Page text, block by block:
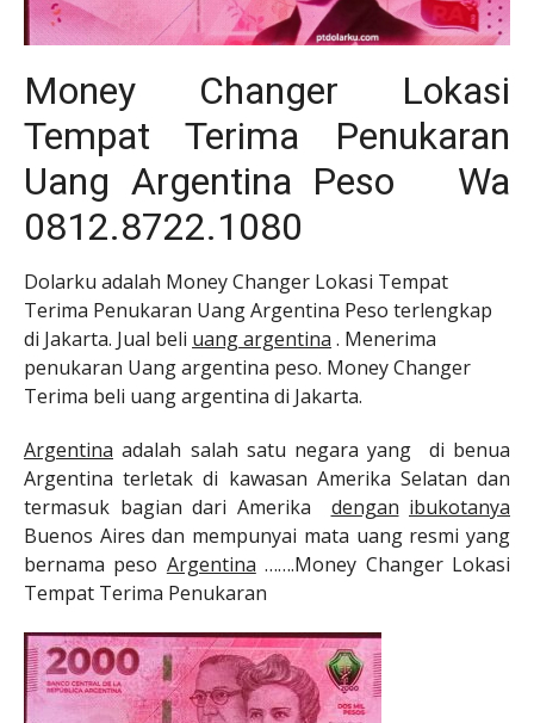
Money Changer Lokasi
Tempat Terima Penukaran
Uang Argentina Peso Wa
0812.8722.1080
Dolarku adalah Money Changer Lokasi Tempat
Terima Penukaran Uang Argentina Peso terlengkap
di Jakarta. Jual beli uang argentina . Menerima
penukaran Uang argentina peso. Money Changer
Terima beli uang argentina di Jakarta.
Argentina adalah salah satu negara yang di benua
Argentina terletak di kawasan Amerika Selatan dan
termasuk bagian dari Amerika
dengan ibukotanya
Buenos Aires dan mempunyai mata uang resmi yang
bernama peso Argentina …….Money Changer Lokasi
Tempat Terima Penukaran